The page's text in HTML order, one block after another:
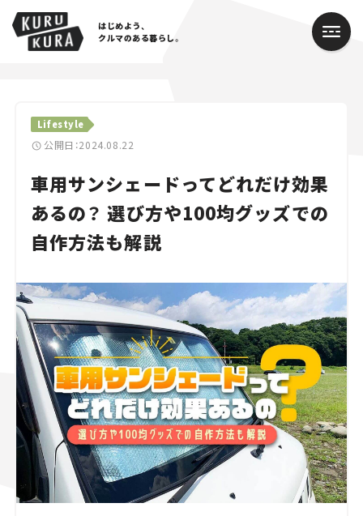
はじめよう、
クルマのある暮らし。
Lifestyle
公開日：2024.08.22
車用サンシェードってどれだけ効果
あるの？ 選び方や100均グッズでの
自作方法も解説
Cars
Lifestyle
Traffic
Special
Series
Campaign
人気のハッシュタグ
スズキ ジムニー｜Suzuki Jimny
スズキ｜Suzuki
マツダ｜Mazda
マツダ ロードスター｜Mazda Roadster